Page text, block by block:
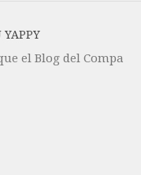
YAPPY
el Blog del Compa